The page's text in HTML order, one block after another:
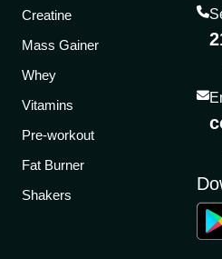
Creatine
Mass Gainer
Whey
Vitamins
Pre-workout
Fat Burner
Shakers